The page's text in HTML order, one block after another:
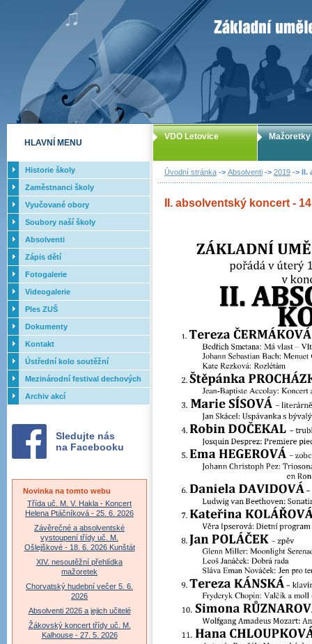
ZUŠ Letovice
Úvodní stránka -> Absolventi -> 2019 -> II.
II. absolventský koncert -
VDO Letovice Mažoretky
HLAVNÍ MENU
Historie školy
Zaměstnanci školy
Vyučované obory
Soubory naší školy
Absolventi
Zápis dětí
Fotogalerie
Videogalerie
Ples ZUŠ
Dokumenty
Kontakt
Ústřední kolo soutěžní
přehlídky dechových orchestrů
ZUŠ - 2017
Mezinárodní festival dechových
orchestrů - Letovice
Archiv akcí
Sledujte nás
na Facebooku
Novinka na tomto webu
Třída uč. M. V. Hakla - Koncert
Helena Ptáčníková - 25. 6. 2026
Závěrečné a absolventské
vystoupení třídy uč. M.
Ošlejškové - 18. 6. 2026 Kunštát
XIV. nesoutěžní přehlídka
mažoretek
Chorvatský hudební večer 5. 6.
2026
Absolventi 2026 a jejich učitelé
Žákovský koncert třídy uč. M.
Kalhouse - 27. 5. 2026